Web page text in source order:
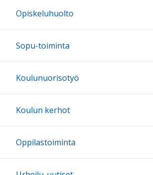
Opiskeluhuolto
Sopu-toiminta
Koulunuorisotyö
Koulun kerhot
Oppilastoiminta